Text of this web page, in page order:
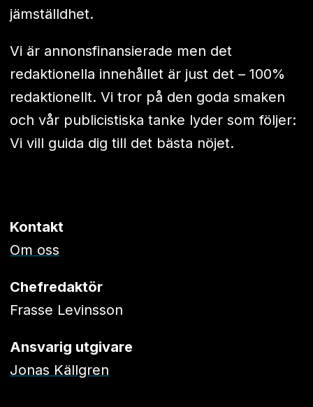
jämställdhet.
Vi är annonsfinansierade men det
redaktionella innehållet är just det – 100%
redaktionellt. Vi tror på den goda smaken
och vår publicistiska tanke lyder som följer:
Vi vill guida dig till det bästa nöjet.
Kontakt
Om oss
Chefredaktör
Frasse Levinsson
Ansvarig utgivare
Jonas Källgren